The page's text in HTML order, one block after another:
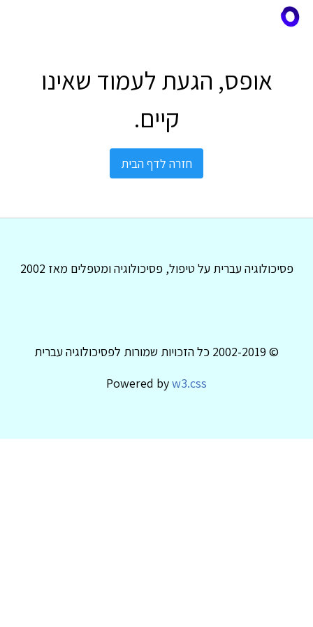
אופס, הגעת לעמוד שאינו
קיים.
חזרה לדף הבית
פסיכולוגיה עברית על טיפול, פסיכולוגיה ומטפלים מאז 2002
© 2002-2019 כל הזכויות שמורות לפסיכולוגיה עברית
Powered byw3.css